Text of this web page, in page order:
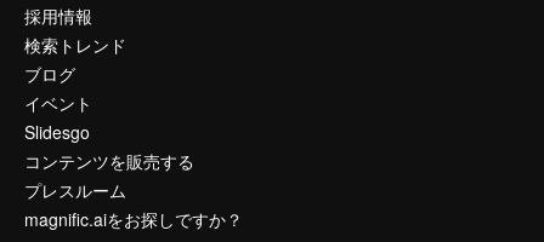
採用情報
検索トレンド
ブログ
イベント
Slidesgo
コンテンツを販売する
プレスルーム
magnific.aiをお探しですか？